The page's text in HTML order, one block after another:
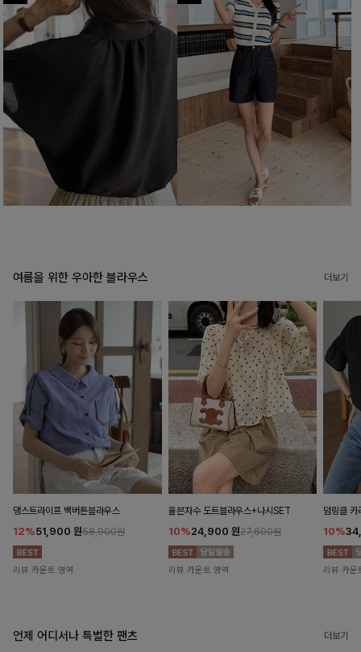
여름을 위한 우아한 블라우스 더보기
댕스트라이프 백버튼블라우스
12%51,900 원58,900원
리뷰 카운트 영역
율븐자수 도트블라우스+나시SET
10%24,900 원27,600원
리뷰 카운트 영역
덤링클 카
10%
리뷰 카운
언제 어디서나 특별한 팬츠 더보기